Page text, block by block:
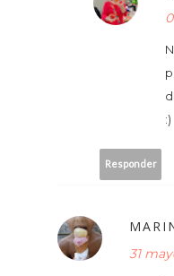
:)
Responder
31